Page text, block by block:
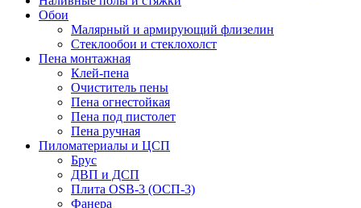
Обои
Малярный и армирующий флизелин
Стеклообои и стеклохолст
Пена монтажная
Клей-пена
Очиститель пены
Пена огнестойкая
Пена под пистолет
Пена ручная
Пиломатериалы и ЦСП
Брус
ДВП и ДСП
Плита OSB-3 (ОСП-3)
Фанера